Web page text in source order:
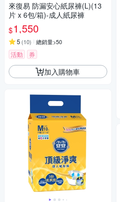
來復易 防漏安心紙尿褲(L)(13
片 x 6包/箱)-成人紙尿褲
$1,550
5 (10) 總銷量>50
活動 券
加入購物車